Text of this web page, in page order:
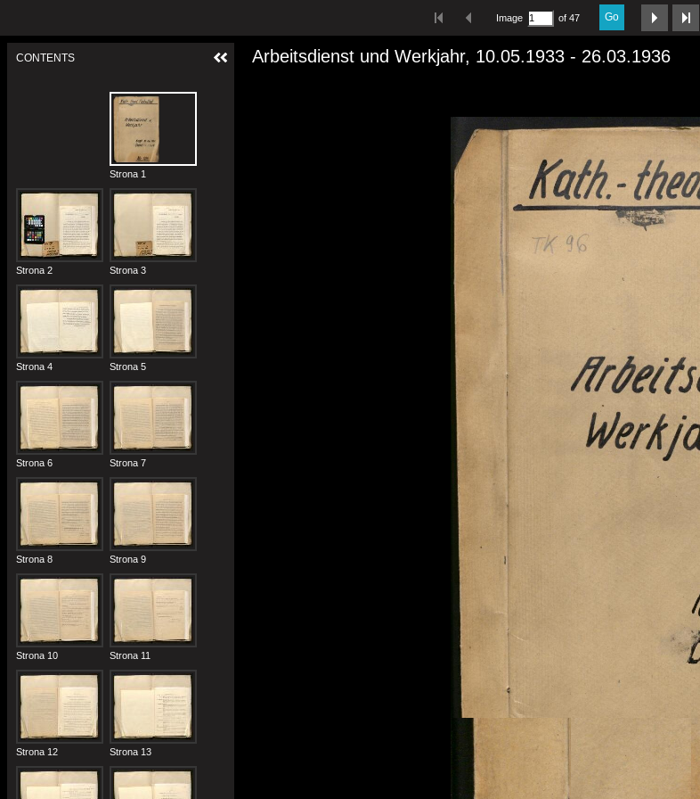
Image of 47 Go
Arbeitsdienst und Werkjahr, 10.05.1933 - 26.03.1936
CONTENTS
Strona 1
Strona 2 Strona 3
Strona 4 Strona 5
Strona 6 Strona 7
Strona 8 Strona 9
Strona 10 Strona 11
Strona 12 Strona 13